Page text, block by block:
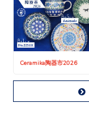
Ceramika陶器市2026